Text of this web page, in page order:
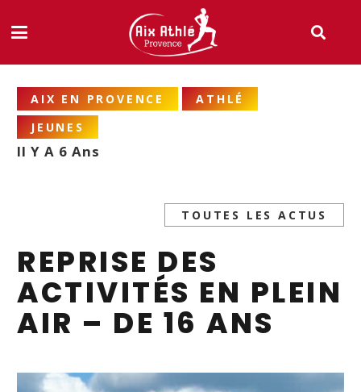
AIX EN PROVENCE
ATHLÉ
JEUNES
Il Y A 6 Ans
TOUTES LES ACTUS
REPRISE DES
ACTIVITÉS EN PLEIN
AIR – DE 16 ANS